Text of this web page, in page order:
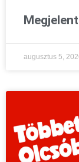
augusztus 5,